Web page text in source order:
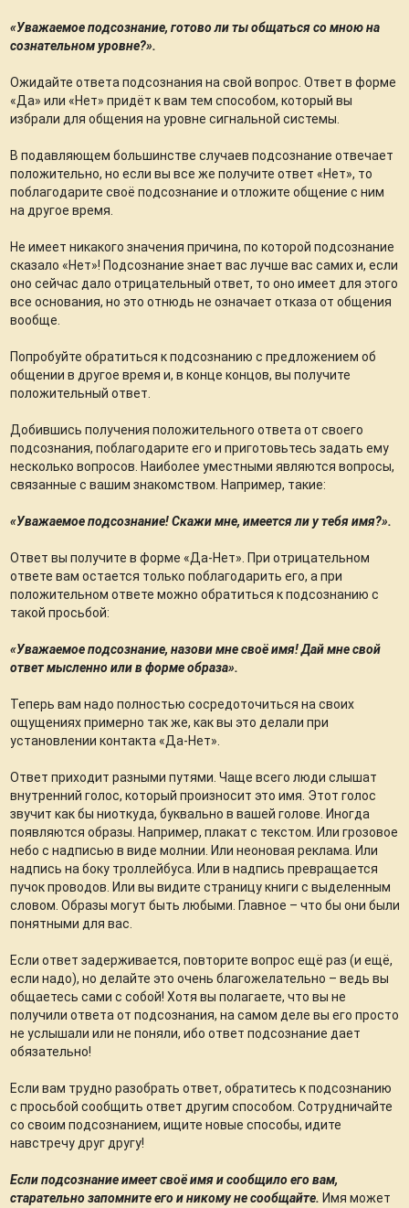
«Уважаемое подсознание, готово ли ты общаться со мною на
сознательном уровне?».
Ожидайте ответа подсознания на свой вопрос. Ответ в форме
«Да» или «Нет» придёт к вам тем способом, который вы
избрали для общения на уровне сигнальной системы.
В подавляющем большинстве случаев подсознание отвечает
положительно, но если вы все же получите ответ «Нет», то
поблагодарите своё подсознание и отложите общение с ним
на другое время.
Не имеет никакого значения причина, по которой подсознание
сказало «Нет»! Подсознание знает вас лучше вас самих и, если
оно сейчас дало отрицательный ответ, то оно имеет для этого
все основания, но это отнюдь не означает отказа от общения
вообще.
Попробуйте обратиться к подсознанию с предложением об
общении в другое время и, в конце концов, вы получите
положительный ответ.
Добившись получения положительного ответа от своего
подсознания, поблагодарите его и приготовьтесь задать ему
несколько вопросов. Наиболее уместными являются вопросы,
связанные с вашим знакомством. Например, такие:
«Уважаемое подсознание! Скажи мне, имеется ли у тебя имя?».
Ответ вы получите в форме «Да-Нет». При отрицательном
ответе вам остается только поблагодарить его, а при
положительном ответе можно обратиться к подсознанию с
такой просьбой:
«Уважаемое подсознание, назови мне своё имя! Дай мне свой
ответ мысленно или в форме образа».
Теперь вам надо полностью сосредоточиться на своих
ощущениях примерно так же, как вы это делали при
установлении контакта «Да-Нет».
Ответ приходит разными путями. Чаще всего люди слышат
внутренний голос, который произносит это имя. Этот голос
звучит как бы ниоткуда, буквально в вашей голове. Иногда
появляются образы. Например, плакат с текстом. Или грозовое
небо с надписью в виде молнии. Или неоновая реклама. Или
надпись на боку троллейбуса. Или в надпись превращается
пучок проводов. Или вы видите страницу книги с выделенным
словом. Образы могут быть любыми. Главное – что бы они были
понятными для вас.
Если ответ задерживается, повторите вопрос ещё раз (и ещё,
если надо), но делайте это очень благожелательно – ведь вы
общаетесь сами с собой! Хотя вы полагаете, что вы не
получили ответа от подсознания, на самом деле вы его просто
не услышали или не поняли, ибо ответ подсознание дает
обязательно!
Если вам трудно разобрать ответ, обратитесь к подсознанию
с просьбой сообщить ответ другим способом. Сотрудничайте
со своим подсознанием, ищите новые способы, идите
навстречу друг другу!
Если подсознание имеет своё имя и сообщило его вам,
старательно запомните его и никому не сообщайте. Имя может